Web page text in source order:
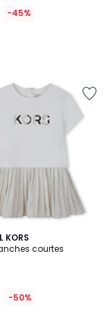
-45%
KORS
courtes
-50%